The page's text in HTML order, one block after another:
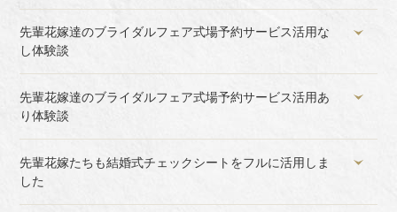
先輩花嫁達のブライダルフェア式場予約サービス活用な
し体験談
先輩花嫁達のブライダルフェア式場予約サービス活用あ
り体験談
先輩花嫁たちも結婚式チェックシートをフルに活用しま
した